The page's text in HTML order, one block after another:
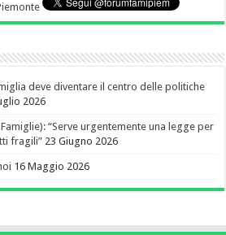
deve diventare il centro delle politiche
2026
“Serve urgentemente una legge per
fragili” 23 Giugno 2026
16 Maggio 2026